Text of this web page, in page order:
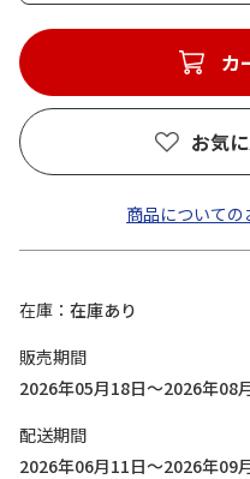
カ
お気
商品について
在庫
在庫あり
販売期間
2026年05月18日～2026年08
配送期間
2026年06月11日～2026年09